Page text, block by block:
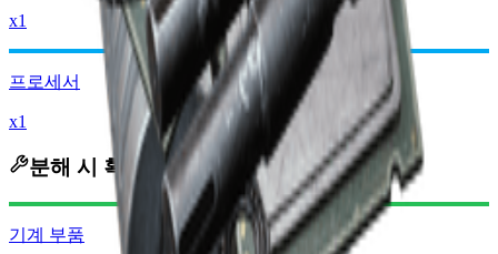
x1
프로세서
x1
분해 시 획득
기계 부품